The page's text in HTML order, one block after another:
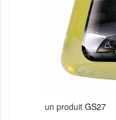
un produit GS27